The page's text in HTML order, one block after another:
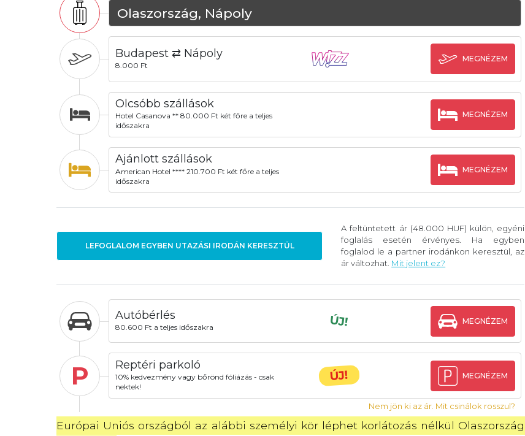
Olaszország, Nápoly
Budapest ⇄ Nápoly
8.000 Ft
MEGNÉZEM
Olcsóbb szállások
Hotel Casanova ** 80.000 Ft két főre a teljes
időszakra
MEGNÉZEM
Ajánlott szállások
American Hotel **** 210.700 Ft két főre a teljes
időszakra
MEGNÉZEM
LEFOGLALOM EGYBEN UTAZÁSI IRODÁN KERESZTÜL
A feltüntetett ár (48.000 HUF) külön, egyéni
foglalás esetén érvényes. Ha egyben
foglalod le a partner irodánkon keresztül, az
ár változhat. Mit jelent ez?
Autóbérlés
80.600 Ft a teljes időszakra ÚJ! MEGNÉZEM
P Reptéri parkoló
10% kedvezmény vagy bőrönd fóliázás - csak
nektek!
ÚJ! MEGNÉZEM
Nem jön ki az ár. Mit csinálok rosszul?
Európai Uniós országból az alábbi személyi kör léphet korlátozás nélkül Olaszország